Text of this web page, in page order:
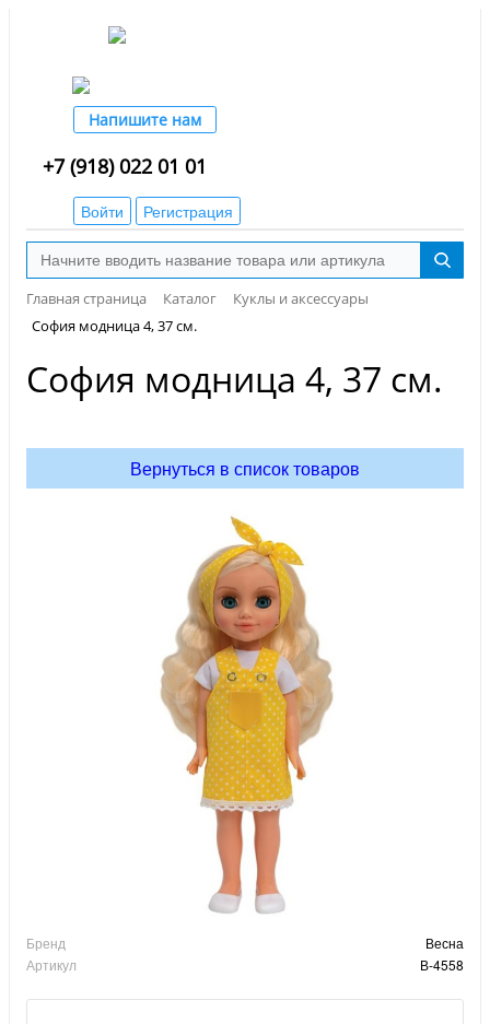
Напишите нам
+7 (918) 022 01 01
Войти Регистрация
Главная страница Каталог
Куклы и аксессуары
София модница 4, 37 см.
София модница 4, 37 см.
Вернуться в список товаров
Бренд
Весна
Артикул
В-4558